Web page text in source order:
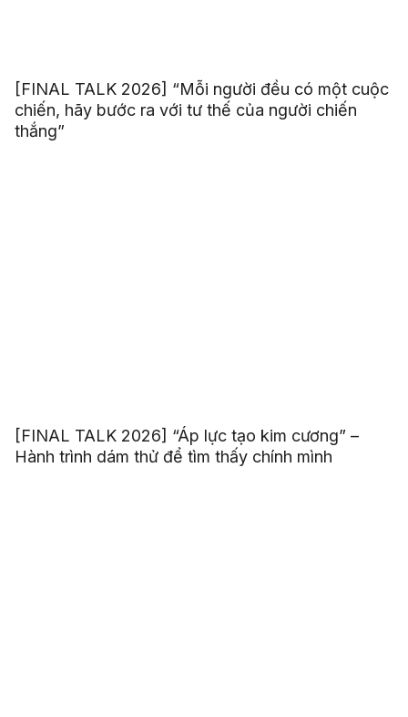
[FINAL TALK 2026] “Mỗi người đều có một cuộc
chiến, hãy bước ra với tư thế của người chiến
thắng”
[FINAL TALK 2026] “Áp lực tạo kim cương” –
Hành trình dám thử để tìm thấy chính mình